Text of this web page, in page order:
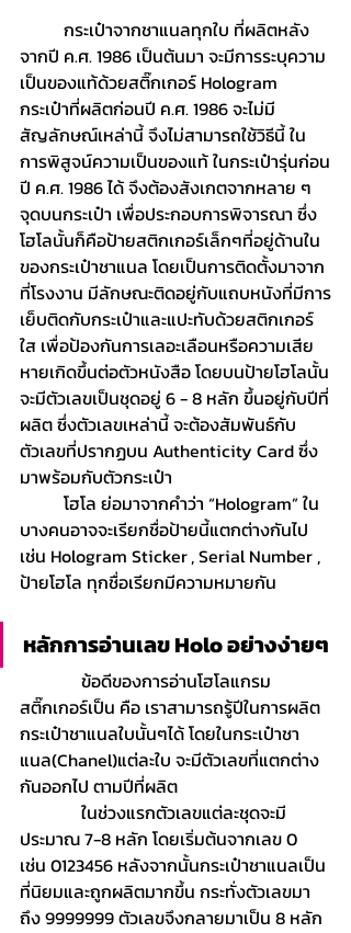
จากปี ค.ศ. 1986 เป็นต้นมา จะมีการระบุความ
เป็นของแท้ด้วยสติ๊กเกอร์ Hologram
กระเป๋าที่ผลิตก่อนปี ค.ศ. 1986 จะไม่มี
สัญลักษณ์เหล่านี้ จึงไม่สามารถใช้วิธีนี้ ใน
การพิสูจน์ความเป็นของแท้ ในกระเป๋ารุ่นก่อน
ปี ค.ศ. 1986 ได้ จึงต้องสังเกตจากหลาย ๆ
จุดบนกระเป๋า เพื่อประกอบการพิจารณา ซึ่ง
โฮโลนั้นก็คือป้ายสติกเกอร์เล็กๆที่อยู่ด้านใน
ของกระเป๋าชาแนล โดยเป็นการติดตั้งมาจาก
ที่โรงงาน มีลักษณะติดอยู่กับแถบหนังที่มีการ
เย็บติดกับกระเป๋าและแปะทับด้วยสติกเกอร์
ใส เพื่อป้องกันการเลอะเลือนหรือความเสีย
หายเกิดขึ้นต่อตัวหนังสือ โดยบนป้ายโฮโลนั้น
จะมีตัวเลขเป็นชุดอยู่ 6 - 8 หลัก ขึ้นอยู่กับปีที่
ผลิต ซึ่งตัวเลขเหล่านี้ จะต้องสัมพันธ์กับ
ตัวเลขที่ปรากฏบน Authenticity Card ซึ่ง
มาพร้อมกับตัวกระเป๋า
บางคนอาจจะเรียกชื่อป้ายนี้แตกต่างกันไป
เช่น Hologram Sticker, Serial Number ,
ป้ายโฮโล ทุกชื่อเรียกมีความหมายกัน
หลักการอ่านเลข Holo อย่างง่ายๆ
สติ๊กเกอร์เป็น คือ เราสามารถรู้ปีในการผลิต
กระเป๋าชาแนลใบนั้นๆได้ โดยในกระเป๋าชา
แนล(Chanel)แต่ละใบ จะมีตัวเลขที่แตกต่าง
กันออกไป ตามปีที่ผลิต
              ในช่วงแรกตัวเลขแต่ละชุดจะมี
ประมาณ 7-8 หลัก โดยเริ่มต้นจากเลข 0
เช่น 0123456 หลังจากนั้นกระเป๋าชาแนลเป็น
ที่นิยมและถูกผลิตมากขึ้น กระทั่งตัวเลขมา
ถึง 9999999 ตัวเลขจึงกลายมาเป็น 8 หลัก